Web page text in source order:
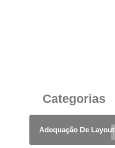
Categorias
Adequação De Layout